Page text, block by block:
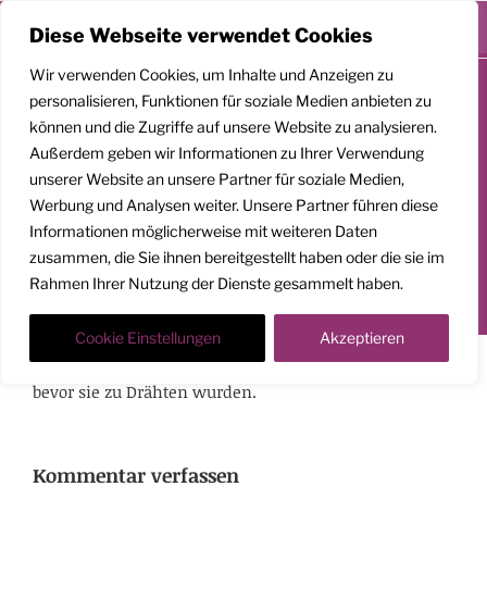
Diese Webseite verwendet Cookies
Wir verwenden Cookies, um Inhalte und Anzeigen zu
personalisieren, Funktionen für soziale Medien anbieten zu
können und die Zugriffe auf unsere Website zu analysieren.
Außerdem geben wir Informationen zu Ihrer Verwendung
unserer Website an unsere Partner für soziale Medien,
Werbung und Analysen weiter. Unsere Partner führen diese
Informationen möglicherweise mit weiteren Daten
zusammen, die Sie ihnen bereitgestellt haben oder die sie im
Rahmen Ihrer Nutzung der Dienste gesammelt haben.
Cookie Einstellungen Akzeptieren
Zum
springen
GEMEINSAM
AUFSTEIGEN
Klarheit. Präsenz. Befreiung.
Transformationscoach | Architekt der Befreiung
Menü
Gewohnheiten haben als Spinnweben begonnen,
bevor sie zu Drähten wurden.
Kommentar verfassen